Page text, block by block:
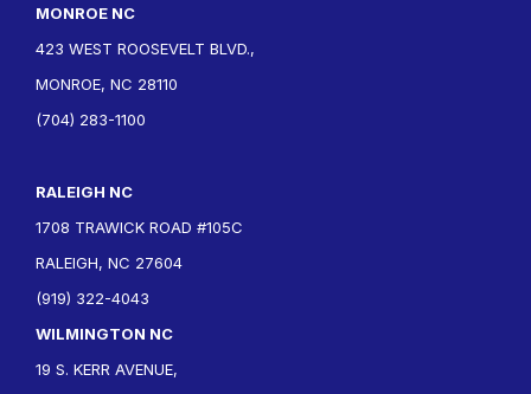
MONROE NC
423 WEST ROOSEVELT BLVD.,
MONROE, NC 28110
(704) 283-1100
RALEIGH NC
1708 TRAWICK ROAD #105C
RALEIGH, NC 27604
(919) 322-4043
WILMINGTON NC
19 S. KERR AVENUE,